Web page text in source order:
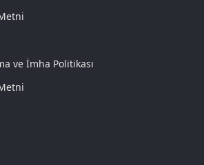
ve İmha Politikası